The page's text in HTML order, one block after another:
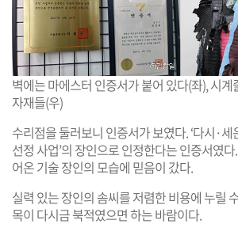
벽에는 마에스터 인증서가 붙어 있다(좌), 시
자재들(우)
수리점을 둘러보니 인증서가 보였다. ‘다시·
선정 사업’의 장인으로 인정한다는 인증서였
어온 기술 장인의 모습에 믿음이 갔다.
실력 있는 장인의 솜씨를 저렴한 비용에 누릴
목이 다시금 북적였으면 하는 바람이다.